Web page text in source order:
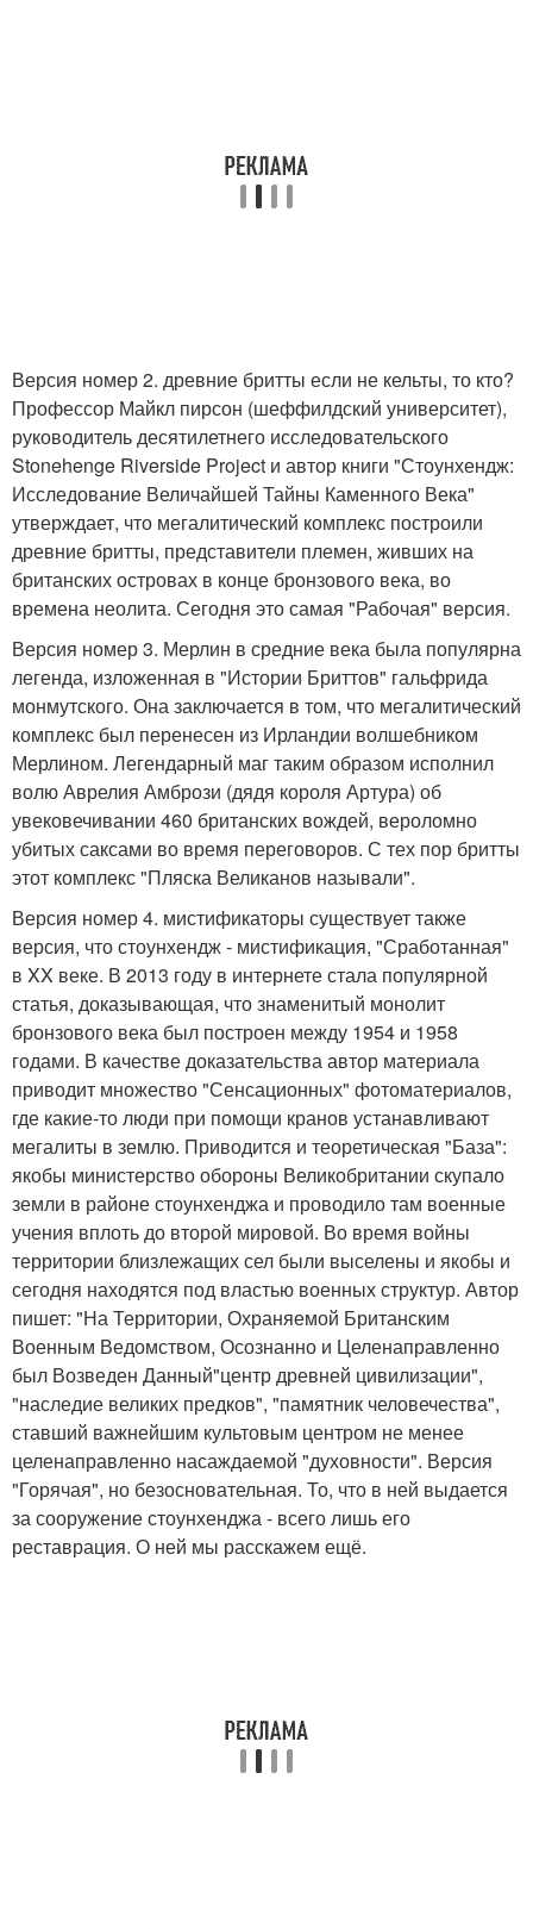
Версия номер 2. древние бритты если не кельты, то кто?
Профессор Майкл пирсон (шеффилдский университет),
руководитель десятилетнего исследовательского
Stonehenge Riverside Project и автор книги "Стоунхендж:
Исследование Величайшей Тайны Каменного Века"
утверждает, что мегалитический комплекс построили
древние бритты, представители племен, живших на
британских островах в конце бронзового века, во
времена неолита. Сегодня это самая "Рабочая" версия.
Версия номер 3. Мерлин в средние века была популярна
легенда, изложенная в "Истории Бриттов" гальфрида
монмутского. Она заключается в том, что мегалитический
комплекс был перенесен из Ирландии волшебником
Мерлином. Легендарный маг таким образом исполнил
волю Аврелия Амбрози (дядя короля Артура) об
увековечивании 460 британских вождей, вероломно
убитых саксами во время переговоров. С тех пор бритты
этот комплекс "Пляска Великанов называли".
Версия номер 4. мистификаторы существует также
версия, что стоунхендж - мистификация, "Сработанная"
в XX веке. В 2013 году в интернете стала популярной
статья, доказывающая, что знаменитый монолит
бронзового века был построен между 1954 и 1958
годами. В качестве доказательства автор материала
приводит множество "Сенсационных" фотоматериалов,
где какие-то люди при помощи кранов устанавливают
мегалиты в землю. Приводится и теоретическая "База":
якобы министерство обороны Великобритании скупало
земли в районе стоунхенджа и проводило там военные
учения вплоть до второй мировой. Во время войны
территории близлежащих сел были выселены и якобы и
сегодня находятся под властью военных структур. Автор
пишет: "На Территории, Охраняемой Британским
Военным Ведомством, Осознанно и Целенаправленно
был Возведен Данный"центр древней цивилизации",
"наследие великих предков", "памятник человечества",
ставший важнейшим культовым центром не менее
целенаправленно насаждаемой "духовности". Версия
"Горячая", но безосновательная. То, что в ней выдается
за сооружение стоунхенджа - всего лишь его
реставрация. О ней мы расскажем ещё.